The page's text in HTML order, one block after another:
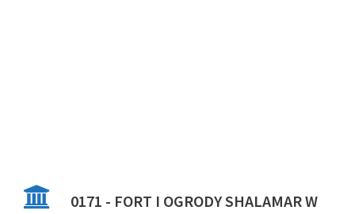
0171 - FORT I OGRODY SHALAMAR W